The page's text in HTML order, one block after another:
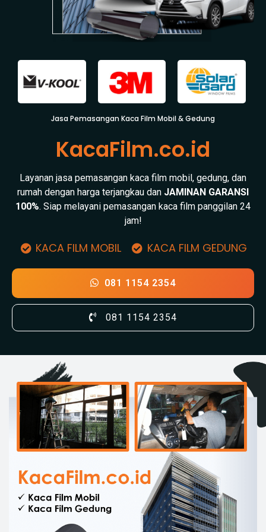
Jasa Pemasangan Kaca Film Mobil & Gedung
KacaFilm.co.id
Layanan jasa pemasangan kaca film mobil, gedung, dan
rumah dengan harga terjangkau dan JAMINAN GARANSI
100%. Siap melayani pemasangan kaca film panggilan 24
jam!
KACA FILM MOBIL KACA FILM GEDUNG
081 1154 2354
081 1154 2354